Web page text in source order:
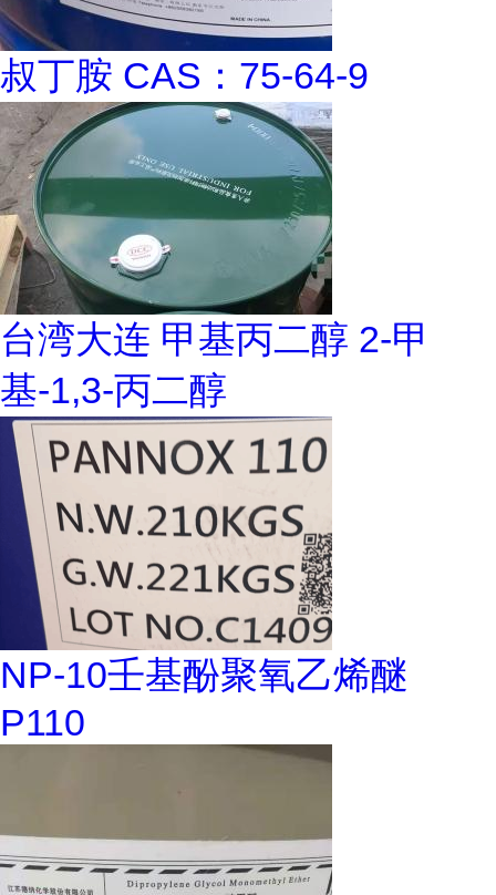
叔丁胺 CAS：75-64-9
台湾大连 甲基丙二醇 2-甲
基-1,3-丙二醇
NP-10壬基酚聚氧乙烯醚
P110